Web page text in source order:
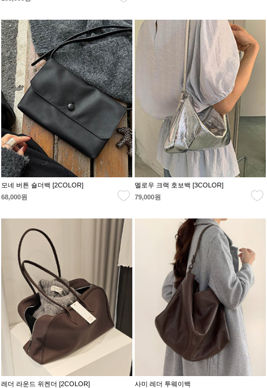
모네 버튼 숄더백 [2COLOR]
68,000원
멜로우 크랙 호보백 [3COLOR]
79,000원
레더 라운드 위켄더 [2COLOR]
사미 레더 투웨이백